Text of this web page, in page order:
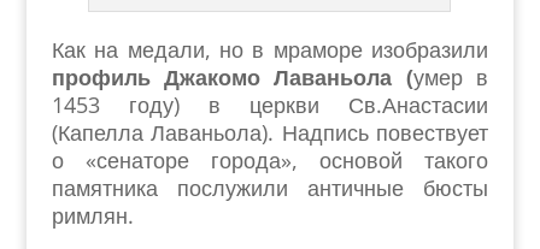
Как на медали, но в мраморе изобразили
профиль Джакомо Лаваньола (умер в
1453 году) в церкви Св.Анастасии
(Капелла Лаваньола). Надпись повествует
о «сенаторе города», основой такого
памятника послужили античные бюсты
римлян.